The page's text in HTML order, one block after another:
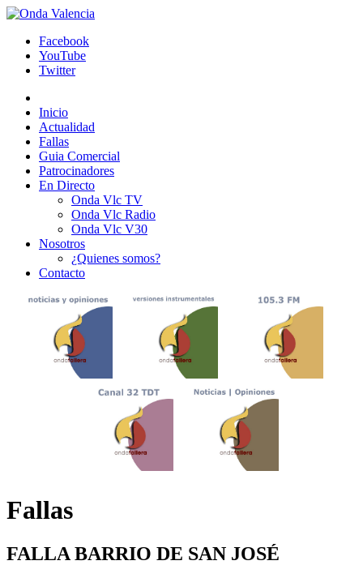
Facebook
YouTube
Twitter
Inicio
Actualidad
Fallas
Guia Comercial
Patrocinadores
En Directo
Onda Vlc TV
Onda Vlc Radio
Onda Vlc V30
Nosotros
¿Quienes somos?
Contacto
Fallas
FALLA BARRIO DE SAN JOSÉ